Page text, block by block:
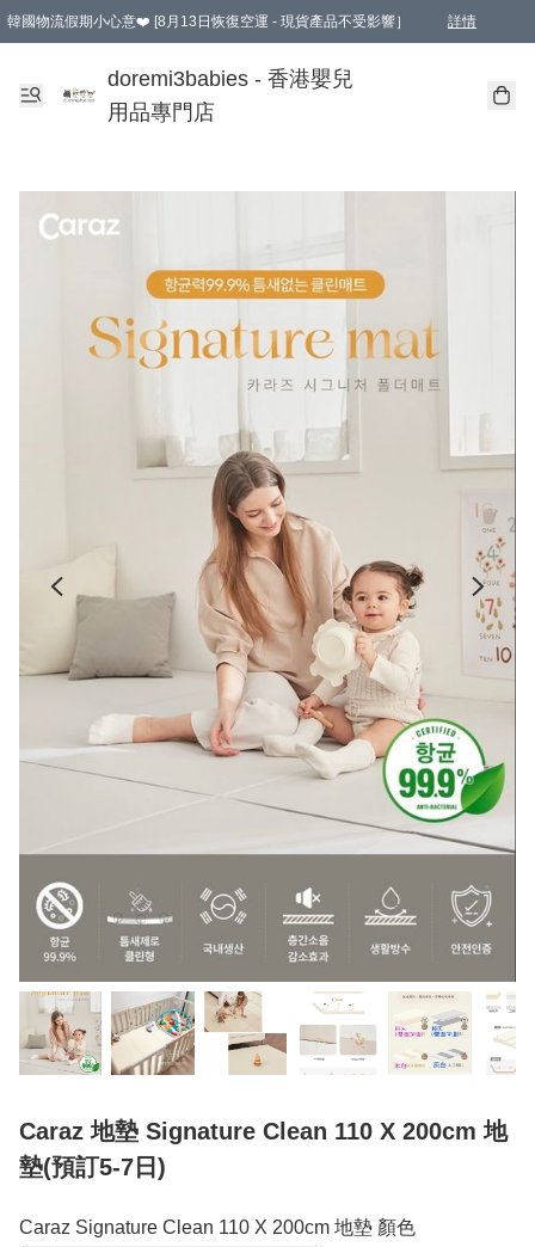
韓國物流假期小心意❤️ [8月13日恢復空運 - 現貨產品不受影響］ 詳情
新會員首張訂單滿$600即享9折優惠！(部份超優惠產品 & 品牌指定價除外)
doremi3babies - 香港嬰兒
用品專門店
Caraz 地墊 Signature Clean 110 X 200cm 地
墊(預訂5-7日)
Caraz Signature Clean 110 X 200cm 地墊 顏色